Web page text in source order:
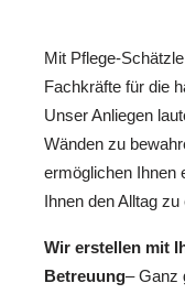
Mit Pflege-
Fachkräfte für die
Unser Anliegen
Wänden zu
ermöglichen Ihnen
Ihnen den Alltag zu
Wir erstellen mit
Betreuung– Ganz